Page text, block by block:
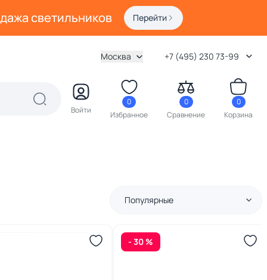
светильников Перейти
Москва +7 (495) 230 73-99
Войти
0
Избранное
0
Сравнение
0
Корзина
Популярные
- 30 %